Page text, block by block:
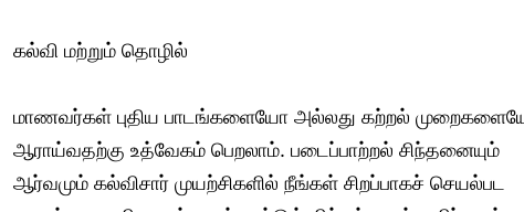
கல்வி மற்றும் தொழில்
மாணவர்கள் புதிய பாடங்களையோ அல்லது கற்றல்
ஆராய்வதற்கு உத்வேகம் பெறலாம். படைப்பாற்றல் சிந்தனையும்
ஆர்வமும் கல்விசார் முயற்சிகளில் நீங்கள் சிறப்பாகச் செயல்பட